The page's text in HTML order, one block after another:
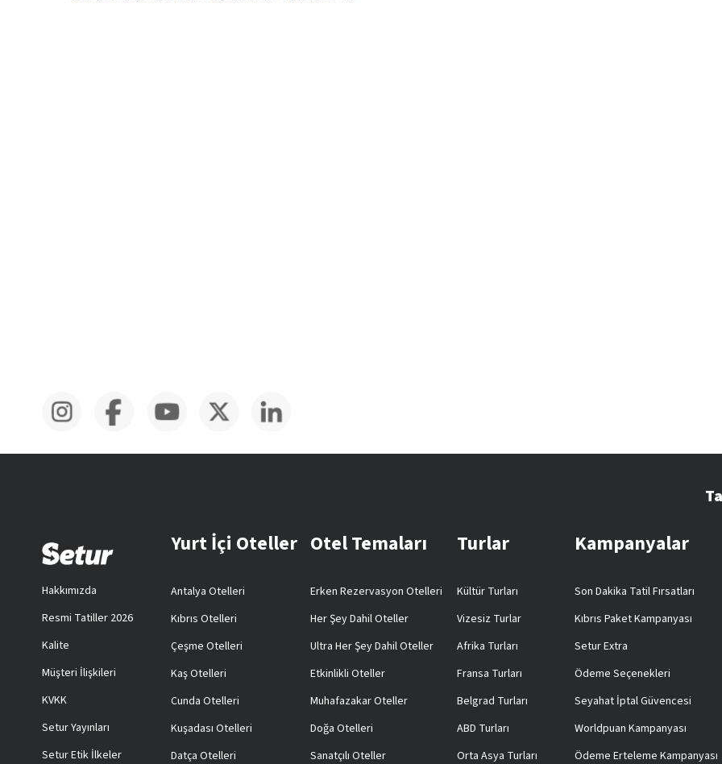
Hakkımızda
Resmi Tatiller 2026
Kalite
Müşteri İlişkileri
KVKK
Setur Yayınları
Setur Etik İlkeler
Yurt İçi Oteller
Antalya Otelleri
Kıbrıs Otelleri
Çeşme Otelleri
Kaş Otelleri
Cunda Otelleri
Kuşadası Otelleri
Datça Otelleri
Otel Temaları
Erken Rezervasyon Otelleri
Her Şey Dahil Oteller
Ultra Her Şey Dahil Oteller
Etkinlikli Oteller
Muhafazakar Oteller
Doğa Otelleri
Sanatçılı Oteller
Turlar
Kültür Turları
Vizesiz Turlar
Afrika Turları
Fransa Turları
Belgrad Turları
ABD Turları
Orta Asya Turları
Kampanyalar
Son Dakika Tatil Fırsatları
Kıbrıs Paket Kampanyası
Setur Extra
Ödeme Seçenekleri
Seyahat İptal Güvencesi
Worldpuan Kampanyası
Ödeme Erteleme Kampanyası